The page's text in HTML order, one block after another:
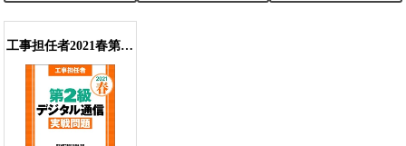
工事担任者2021春第2級デジタル通信実戦問題